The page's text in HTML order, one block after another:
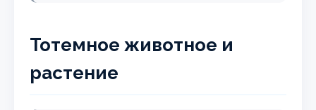
Тотемное животное и
растение